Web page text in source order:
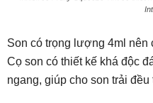
Son có trọng lượng 4ml nên
Cọ son có thiết kế khá độc
ngang, giúp cho son trải